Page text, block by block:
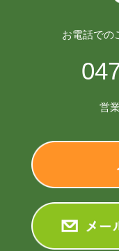
お電話での
営